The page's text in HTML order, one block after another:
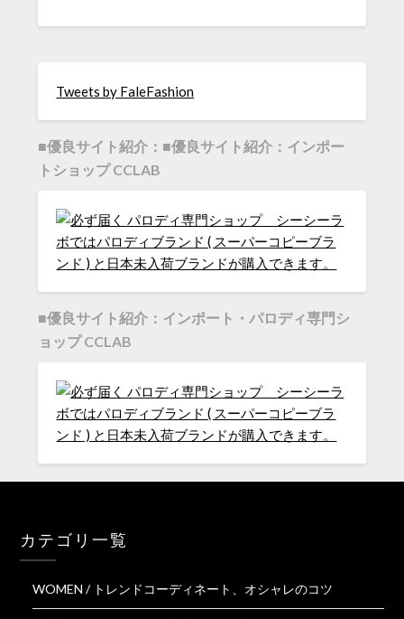
Tweets by FaleFashion
■優良サイト紹介：■優良サイト紹介：インポー
トショップ CCLAB
■優良サイト紹介：インポート・パロディ専門シ
ョップ CCLAB
カテゴリ一覧
WOMEN / トレンドコーディネート、オシャレのコツ